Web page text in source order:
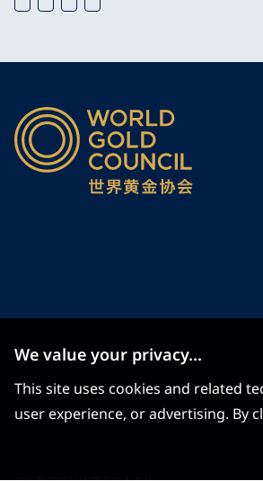
We value your privacy...
This site uses cookies and related
user experience, or advertising. By